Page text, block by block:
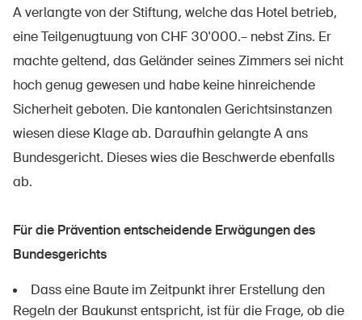
A verlangte von der Stiftung, welche das Hotel betrieb,
eine Teilgenugtuung von CHF 30'000.– nebst Zins. Er
machte geltend, das Geländer seines Zimmers sei nicht
hoch genug gewesen und habe keine hinreichende
Sicherheit geboten. Die kantonalen Gerichtsinstanzen
wiesen diese Klage ab. Daraufhin gelangte A ans
Bundesgericht. Dieses wies die Beschwerde ebenfalls
ab.
Für die Prävention entscheidende Erwägungen des
Bundesgerichts
Dass eine Baute im Zeitpunkt ihrer Erstellung den
Regeln der Baukunst entspricht, ist für die Frage, ob die